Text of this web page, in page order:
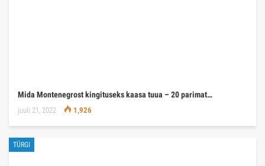
Mida Montenegrost kingituseks kaasa tuua – 20 parimat…
juuli 21, 2022 1,926
TÜRGI